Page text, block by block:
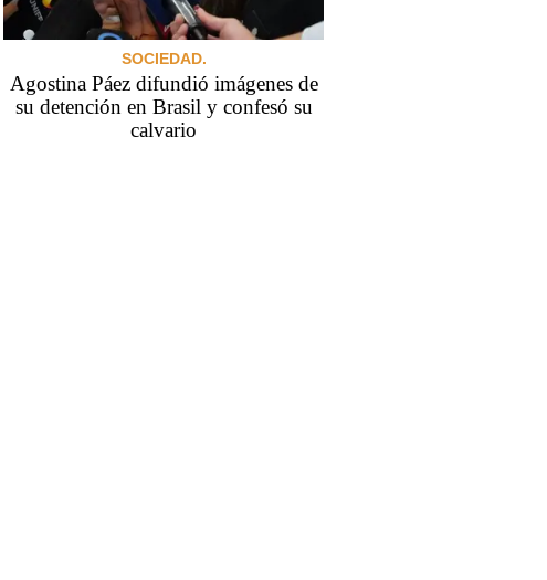
SOCIEDAD.
Agostina Páez difundió imágenes de
su detención en Brasil y confesó su
calvario